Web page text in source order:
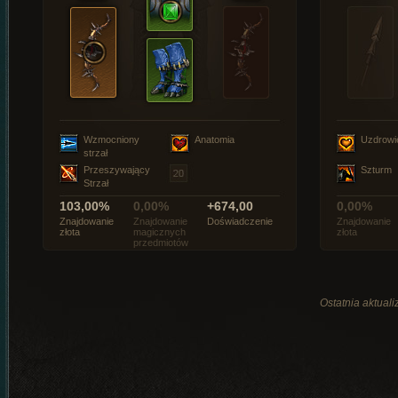
Wzmocniony
strzał
Anatomia
Przeszywający
Strzał
103,00%
Znajdowanie
złota
0,00%
Znajdowanie
magicznych
przedmiotów
+674,00
Doświadczenie
Szturm
0,00%
Znajdowanie
złota
Ostatnia